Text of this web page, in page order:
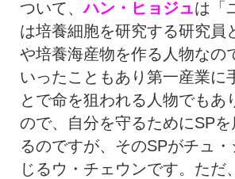
ついて、ハン・ヒョジュは「
は培養細胞を研究する研究員
や培養海産物を作る人物なの
いったこともあり第一産業に
とで命を狙われる人物でもあ
ので、自分を守るためにSP
るのですが、そのSPがチュ
じるウ・チェウンです。ただ